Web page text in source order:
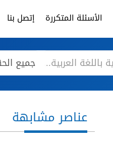
الأسئلة المتكررة إتصل بنا
عناصر مشابهة